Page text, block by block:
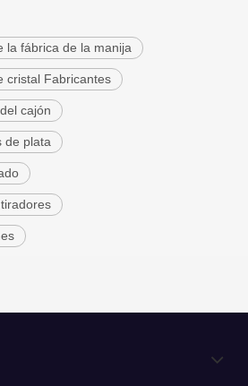
la fábrica de la manija
cristal Fabricantes
cajón
de plata